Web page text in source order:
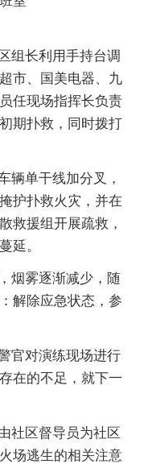
长利用手持台调
市、国美电器、九
任现场指挥长负责
期扑救，同时拨打
单干线加分叉，
护扑救火灾，并在
救援组开展疏救，
延。
雾逐渐减少，随
解除应急状态，参
对演练现场进行
在的不足，就下一
区督导员为社区
场逃生的相关注意